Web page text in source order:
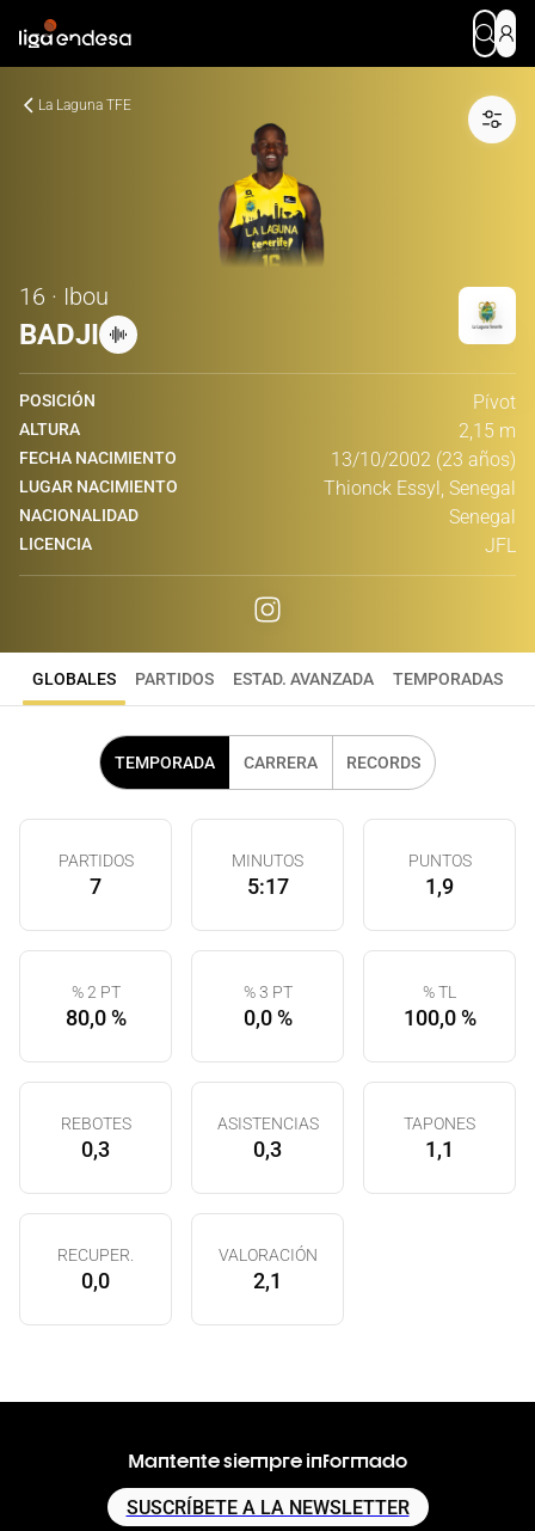
La Laguna TFE
16 · Ibou
BADJI
POSICIÓN Pívot
ALTURA 2,15 m
FECHA NACIMIENTO 13/10/2002 (23 años)
LUGAR NACIMIENTO Thionck Essyl, Senegal
NACIONALIDAD Senegal
LICENCIA JFL
GLOBALES PARTIDOS ESTAD. AVANZADA TEMPORADAS
TEMPORADA CARRERA RECORDS
PARTIDOS
7
MINUTOS
5:17
PUNTOS
1,9
% 2 PT
80,0 %
% 3 PT
0,0 %
% TL
100,0 %
REBOTES
0,3
ASISTENCIAS
0,3
TAPONES
1,1
RECUPER.
0,0
VALORACIÓN
2,1
Mantente siempre informado
SUSCRÍBETE A LA NEWSLETTER